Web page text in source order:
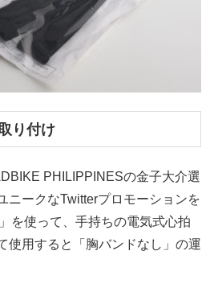
り付け
PHILIPPINESの金子大介選
ニークなTwitterプロモーションを
を使って、手持ちの電気式心拍
使用すると「胸バンドなし」の運